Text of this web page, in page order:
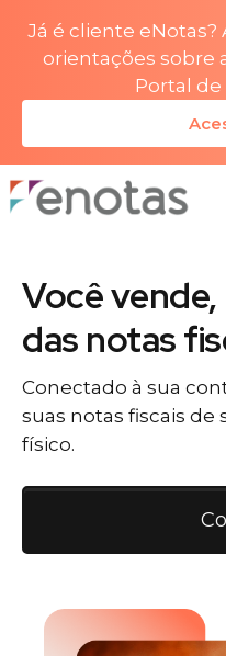
Já é cliente eNotas?
orientações sobre
Portal de
planos
Você
das notas
Conectado à sua
suas notas fiscais
físico.